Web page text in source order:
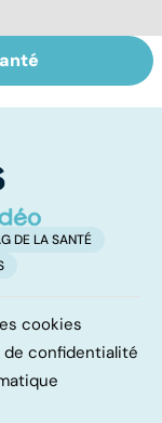
DE LA SANTÉ
cookies
de confidentialité